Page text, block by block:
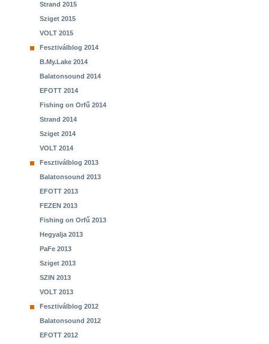
Strand 2015
Sziget 2015
VOLT 2015
Fesztiválblog 2014
B.My.Lake 2014
Balatonsound 2014
EFOTT 2014
Fishing on Orfű 2014
Strand 2014
Sziget 2014
VOLT 2014
Fesztiválblog 2013
Balatonsound 2013
EFOTT 2013
FEZEN 2013
Fishing on Orfű 2013
Hegyalja 2013
PaFe 2013
Sziget 2013
SZIN 2013
VOLT 2013
Fesztiválblog 2012
Balatonsound 2012
EFOTT 2012